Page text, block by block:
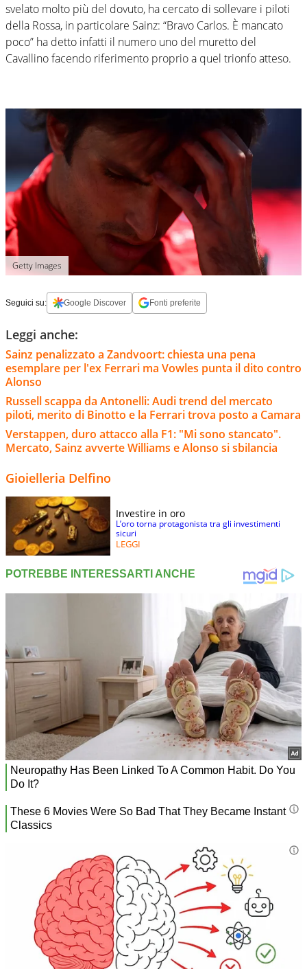
svelato molto più del dovuto, ha cercato di sollevare i piloti
della Rossa, in particolare Sainz: “Bravo Carlos. È mancato
poco” ha detto infatti il numero uno del muretto del
Cavallino facendo riferimento proprio a quel trionfo atteso.
Getty Images
Seguici su: Google Discover Fonti preferite
Leggi anche:
Sainz penalizzato a Zandvoort: chiesta una pena
esemplare per l'ex Ferrari ma Vowles punta il dito contro
Alonso
Russell scappa da Antonelli: Audi trend del mercato
piloti, merito di Binotto e la Ferrari trova posto a Camara
Verstappen, duro attacco alla F1: "Mi sono stancato".
Mercato, Sainz avverte Williams e Alonso si sbilancia
Gioielleria Delfino
Investire in oro
L’oro torna protagonista tra gli investimenti
sicuri
LEGGI